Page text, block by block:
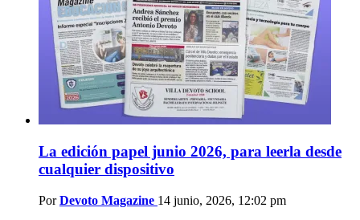
La edición papel junio 2026, para leerla desde
cualquier dispositivo
Por Devoto Magazine 14 junio, 2026, 12:02 pm